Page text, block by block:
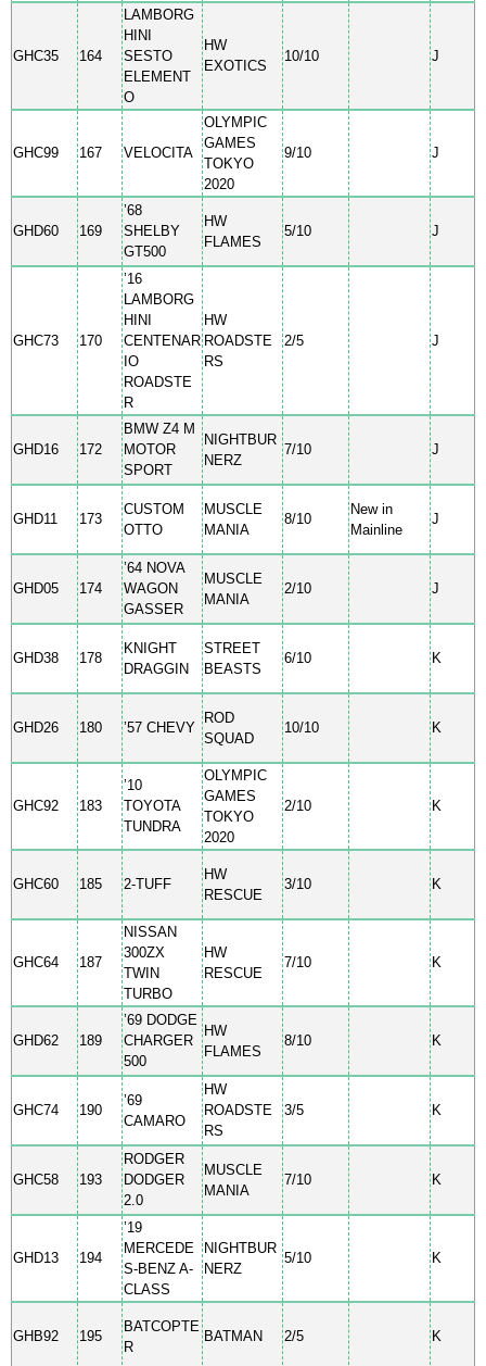
GHC35 164
LAMBORG
HINI
SESTO
ELEMENT
O
HW
EXOTICS
10/10 J
GHC99 167 VELOCITA
OLYMPIC
GAMES
TOKYO
2020
9/10 J
GHD60 169
’68
SHELBY
GT500
HW
FLAMES
5/10 J
GHC73 170
’16
LAMBORG
HINI
CENTENAR
IO
ROADSTE
R
HW
ROADSTE
RS
2/5 J
GHD16 172
BMW Z4 M
MOTOR
SPORT
NIGHTBUR
NERZ
7/10 J
GHD11 173
CUSTOM
OTTO
MUSCLE
MANIA
8/10
New in
Mainline
J
GHD05 174
’64 NOVA
WAGON
GASSER
MUSCLE
MANIA
2/10 J
GHD38 178
KNIGHT
DRAGGIN
STREET
BEASTS
6/10 K
GHD26 180 ’57 CHEVY
ROD
SQUAD
10/10 K
GHC92 183
’10
TOYOTA
TUNDRA
OLYMPIC
GAMES
TOKYO
2020
2/10 K
GHC60 185 2-TUFF
HW
RESCUE
3/10 K
GHC64 187
NISSAN
300ZX
TWIN
TURBO
HW
RESCUE
7/10 K
GHD62 189
’69 DODGE
CHARGER
500
HW
FLAMES
8/10 K
GHC74 190
’69
CAMARO
HW
ROADSTE
RS
3/5 K
GHC58 193
RODGER
DODGER
2.0
MUSCLE
MANIA
7/10 K
GHD13 194
’19
MERCEDE
S-BENZ A-
CLASS
NIGHTBUR
NERZ
5/10 K
GHB92 195
BATCOPTE
R
BATMAN 2/5 K